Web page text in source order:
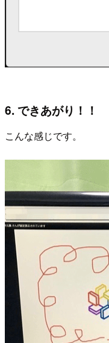
6. できあがり！！
こんな感じです。